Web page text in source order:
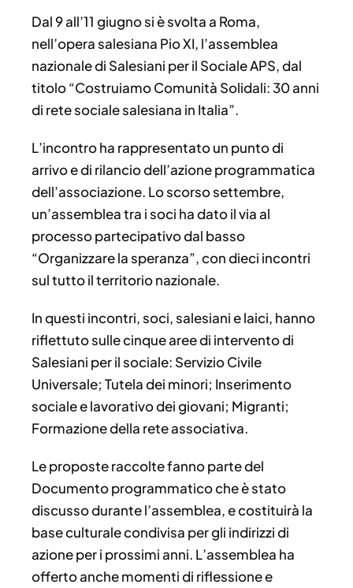
Dal 9 all’11 giugno si è svolta a Roma,
nell’opera salesiana Pio XI, l’assemblea
nazionale di Salesiani per il Sociale APS, dal
titolo “Costruiamo Comunità Solidali: 30 anni
di rete sociale salesiana in Italia”.
L’incontro ha rappresentato un punto di
arrivo e di rilancio dell’azione programmatica
dell’associazione. Lo scorso settembre,
un’assemblea tra i soci ha dato il via al
processo partecipativo dal basso
“Organizzare la speranza”, con dieci incontri
sul tutto il territorio nazionale.
In questi incontri, soci, salesiani e laici, hanno
riflettuto sulle cinque aree di intervento di
Salesiani per il sociale: Servizio Civile
Universale; Tutela dei minori; Inserimento
sociale e lavorativo dei giovani; Migranti;
Formazione della rete associativa.
Le proposte raccolte fanno parte del
Documento programmatico che è stato
discusso durante l’assemblea, e costituirà la
base culturale condivisa per gli indirizzi di
azione per i prossimi anni. L’assemblea ha
offerto anche momenti di riflessione e